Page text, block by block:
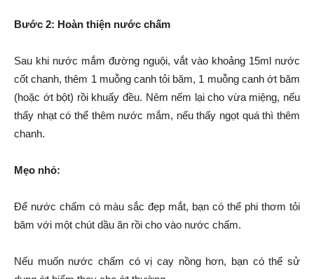
Bước 2: Hoàn thiện nước chấm
Sau khi nước mắm đường nguội, vắt vào khoảng 15ml nước
cốt chanh, thêm 1 muỗng canh tỏi băm, 1 muỗng canh ớt băm
(hoặc ớt bột) rồi khuấy đều. Nêm nếm lại cho vừa miệng, nếu
thấy nhạt có thể thêm nước mắm, nếu thấy ngọt quá thì thêm
chanh.
Mẹo nhỏ:
Để nước chấm có màu sắc đẹp mắt, bạn có thể phi thơm tỏi
băm với một chút dầu ăn rồi cho vào nước chấm.
Nếu muốn nước chấm có vị cay nồng hơn, bạn có thể sử